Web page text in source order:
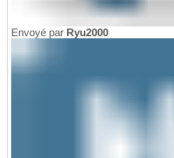
Envoyé par Ryu2000